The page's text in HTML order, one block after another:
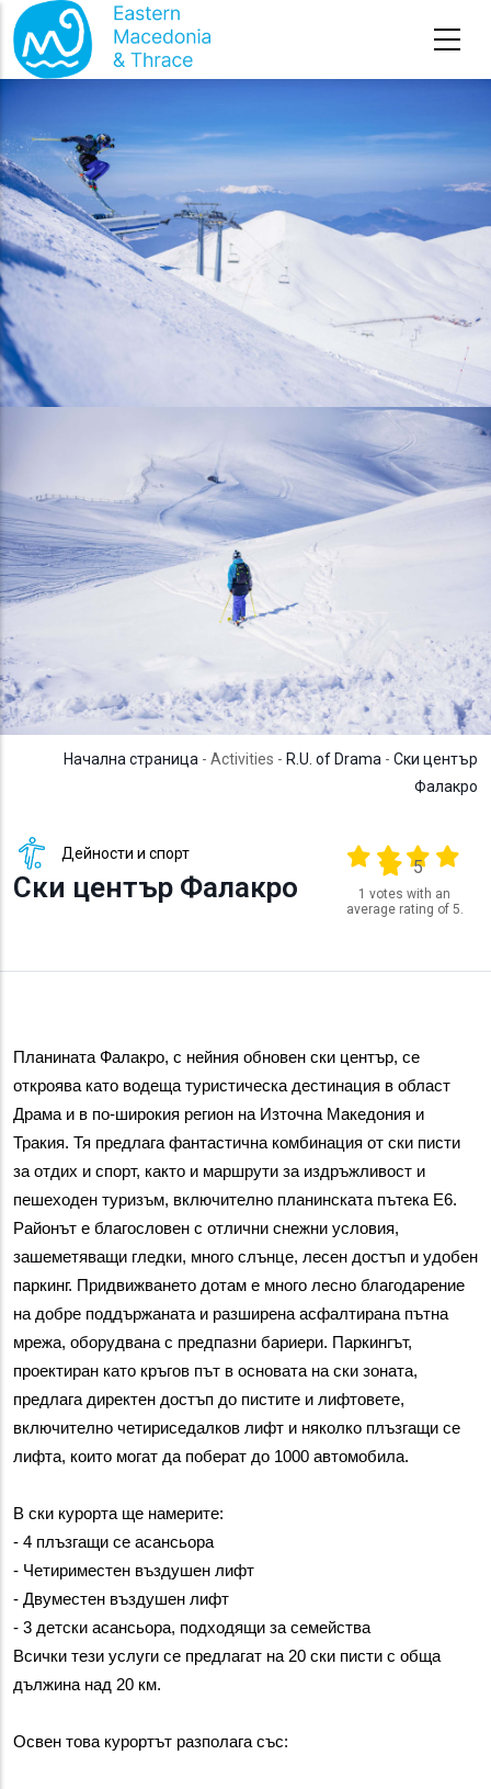
Премини към основното съдържание
Начална страница - Activities - R.U. of Drama - Ски център
Фалакро
Дейности и спорт
Ски център Фалакро
Output format
(star)(star)(star)
(star)
5
1 votes with an
average rating of 5.
Планината Фалакро, с нейния обновен ски център, се
откроява като водеща туристическа дестинация в област
Драма и в по-широкия регион на Източна Македония и
Тракия. Тя предлага фантастична комбинация от ски писти
за отдих и спорт, както и маршрути за издръжливост и
пешеходен туризъм, включително планинската пътека Е6.
Районът е благословен с отлични снежни условия,
зашеметяващи гледки, много слънце, лесен достъп и удобен
паркинг. Придвижването дотам е много лесно благодарение
на добре поддържаната и разширена асфалтирана пътна
мрежа, оборудвана с предпазни бариери. Паркингът,
проектиран като кръгов път в основата на ски зоната,
предлага директен достъп до пистите и лифтовете,
включително четириседалков лифт и няколко плъзгащи се
лифта, които могат да поберат до 1000 автомобила.
В ски курорта ще намерите:
- 4 плъзгащи се асансьора
- Четириместен въздушен лифт
- Двуместен въздушен лифт
- 3 детски асансьора, подходящи за семейства
Всички тези услуги се предлагат на 20 ски писти с обща
дължина над 20 км.
Освен това курортът разполага със: